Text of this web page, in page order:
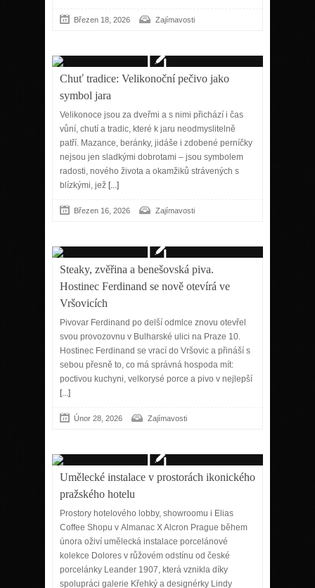
Březen 18, 2026 Zajímavosti
Chuť tradice: Velikonoční pečivo jako
symbol jara
Velikonoce jsou za dveřmi a s nimi přichází i čas
vůní, chutí a tradic, které k jaru neodmyslitelně
patří. Mazance, beránky, jidáše i zdobené perníčky
nejsou jen sladkými dobrotami – jsou symbolem
radosti, nového života a okamžiků strávených s
blízkými, jež [...]
Březen 16, 2026 Zajímavosti
Steaky, zvěřina a benešovská piva.
Hostinec Ferdinand se nově otevírá ve
Vršovicích
Pivovar Ferdinand po delší odmlce znovu otevřel
svou provozovnu v Bulharské ulici na Praze 10.
Hostinec Ferdinand se vrací do Vršovic a přináší s
sebou přesně to, co má správná hospoda mít:
poctivou kuchyni, velkorysé porce a pivo v nejlepší
[...]
Únor 28, 2026 Zajímavosti
Umělecké instalace v prostorách ikonického
pražského hotelu
Prostory hotelového lobby, showroomu i Elias
Coffee Shopu v Almanac X Alcron Prague během
února oživí umělecká instalace porcelánové
kolekce Dolores v růžovém odstínu od české
porcelánky Leander 1907, která vznikla díky
spolupráci galerie Křehký a designérky Lindy